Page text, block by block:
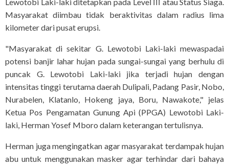
Masyarakat diimbau tidak beraktivitas dalam radius lima
kilometer dari pusat erupsi.
"Masyarakat di sekitar G. Lewotobi Laki-laki mewaspadai
potensi banjir lahar hujan pada sungai-sungai yang berhulu di
puncak G. Lewotobi Laki-laki jika terjadi hujan dengan
intensitas tinggi terutama daerah Dulipali, Padang Pasir, Nobo,
Nurabelen, Klatanlo, Hokeng jaya, Boru, Nawakote," jelas
Ketua Pos Pengamatan Gunung Api (PPGA) Lewotobi Laki-
laki, Herman Yosef Mboro dalam keterangan tertulisnya.
Herman juga mengingatkan agar masyarakat terdampak hujan
abu untuk menggunakan masker agar terhindar dari bahaya